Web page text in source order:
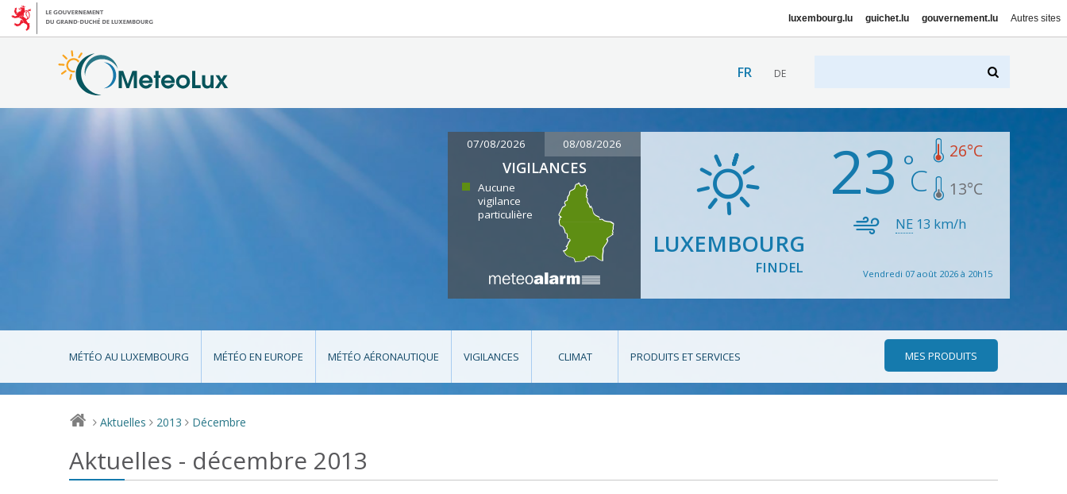
luxembourg.lu guichet.lu gouvernement.lu Autres sites
FR DE
07/08/2026 08/08/2026
VIGILANCES
Aucune
vigilance
particulière
LUXEMBOURG
FINDEL
23 26°C
13°C
NE 13 km/h
Vendredi 07 août 2026 à 20h15
MÉTÉO AU LUXEMBOURG MÉTÉO EN EUROPE MÉTÉO AÉRONAUTIQUE VIGILANCES CLIMAT PRODUITS ET SERVICES MES PRODUITS
> Aktuelles > 2013 > Décembre
Aktuelles - décembre 2013